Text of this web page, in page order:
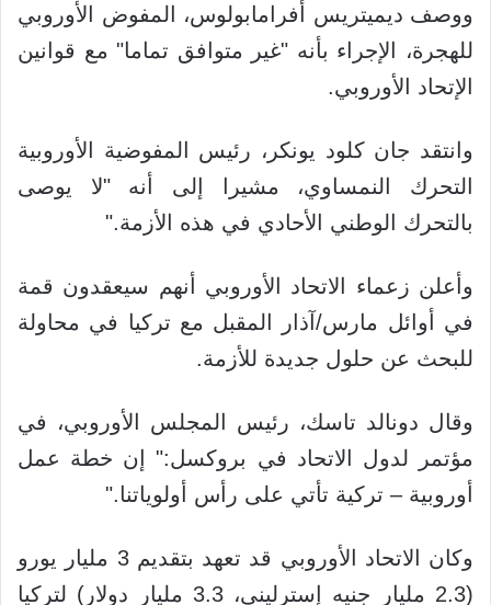
ووصف ديميتريس أفرامابولوس، المفوض الأوروبي
للهجرة، الإجراء بأنه "غير متوافق تماما" مع قوانين
الإتحاد الأوروبي.
وانتقد جان كلود يونكر، رئيس المفوضية الأوروبية
التحرك النمساوي، مشيرا إلى أنه "لا يوصى
بالتحرك الوطني الأحادي في هذه الأزمة."
وأعلن زعماء الاتحاد الأوروبي أنهم سيعقدون قمة
في أوائل مارس/آذار المقبل مع تركيا في محاولة
للبحث عن حلول جديدة للأزمة.
وقال دونالد تاسك، رئيس المجلس الأوروبي، في
مؤتمر لدول الاتحاد في بروكسل:" إن خطة عمل
أوروبية – تركية تأتي على رأس أولوياتنا."
وكان الاتحاد الأوروبي قد تعهد بتقديم 3 مليار يورو
(2.3 مليار جنيه إسترليني، 3.3 مليار دولار) لتركيا